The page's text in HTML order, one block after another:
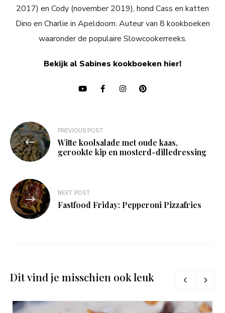
2017) en Cody (november 2019), hond Cass en katten
Dino en Charlie in Apeldoorn. Auteur van 8 kookboeken
waaronder de populaire Slowcookerreeks.
Bekijk al Sabines kookboeken hier!
Bericht
navigatie
PREVIOUS POST
Witte koolsalade met oude kaas,
gerookte kip en mosterd-dilledressing
NEXT POST
Fastfood Friday: Pepperoni Pizzafries
Dit vind je misschien ook leuk